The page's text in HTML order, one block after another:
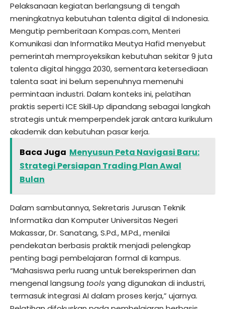
Pelaksanaan kegiatan berlangsung di tengah
meningkatnya kebutuhan talenta digital di Indonesia.
Mengutip pemberitaan Kompas.com, Menteri
Komunikasi dan Informatika Meutya Hafid menyebut
pemerintah memproyeksikan kebutuhan sekitar 9 juta
talenta digital hingga 2030, sementara ketersediaan
talenta saat ini belum sepenuhnya memenuhi
permintaan industri. Dalam konteks ini, pelatihan
praktis seperti ICE Skill‑Up dipandang sebagai langkah
strategis untuk memperpendek jarak antara kurikulum
akademik dan kebutuhan pasar kerja.
Baca Juga Menyusun Peta Navigasi Baru:
Strategi Persiapan Trading Plan Awal
Bulan
Dalam sambutannya, Sekretaris Jurusan Teknik
Informatika dan Komputer Universitas Negeri
Makassar, Dr. Sanatang, S.Pd., M.Pd., menilai
pendekatan berbasis praktik menjadi pelengkap
penting bagi pembelajaran formal di kampus.
“Mahasiswa perlu ruang untuk bereksperimen dan
mengenal langsung tools yang digunakan di industri,
termasuk integrasi AI dalam proses kerja,” ujarnya.